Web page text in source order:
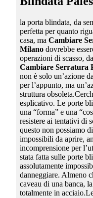
la porta blindata, da
perfetta per quanto
casa, ma Cambiare
Milanodovrebbe
operazioni di scasso,
Cambiare Serratura
non è solo un’azione
per l’appunto, ma
struttura
esplicativo. Le porte
una “forma” e una
resistere ai tentativi di
questo non possiamo
impossibili da aprire,
incomprensione per
stata fatta sulle porte
assolutamente
danneggiare. Almeno
caveau di una banca,
totalmente in